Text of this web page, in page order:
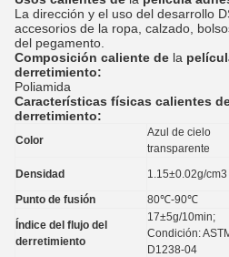
La dirección y el uso del desarrollo
accesorios de la ropa, calzado,
del pegamento.
Composición caliente de la
derretimiento:
Poliamida
Características físicas calientes
derretimiento:
Color
Azul de cielo
transparente
Densidad
1.15±0.02g/cm3
Punto de fusión
80℃-90℃
Índice del flujo del
derretimiento
17±5g/10min;
Condición:
D1238-04